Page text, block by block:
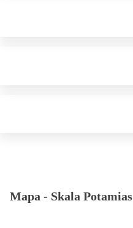
Mapa - Skala Potamias